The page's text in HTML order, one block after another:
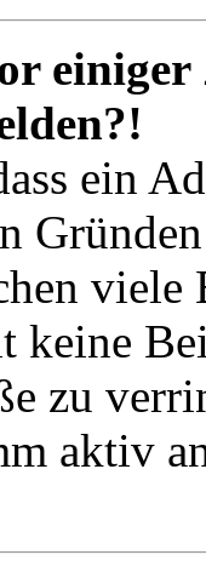
ein
viele
keine
zu
aktiv